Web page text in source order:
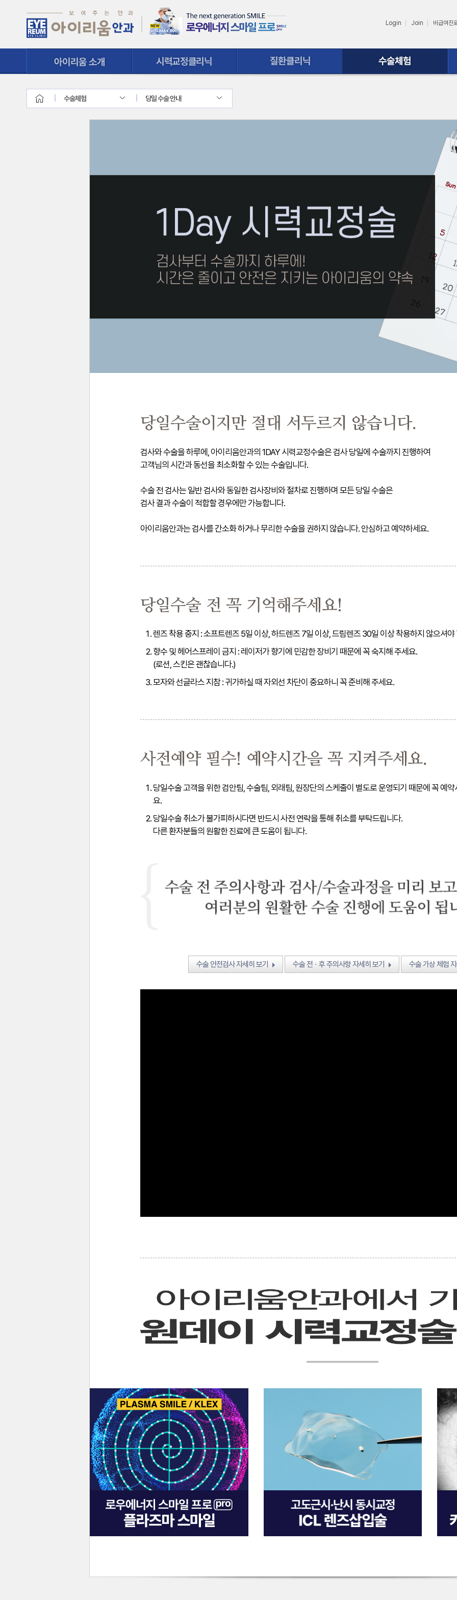
시력교정클리닉 질환클리닉 수술체험 상담ㆍ예약
수술체험 당일 수술 안내
검사와 수술을 하루에, 아이리움안과의 1DAY 시력교정수술은 검사 당일에 수술까지 진행하여
고객님의 시간과 동선을 최소화할 수 있는 수술입니다.
수술 전 검사는 일반 검사와 동일한 검사장비와 절차로 진행하며 모든 당일 수술은
검사 결과 수술이 적합할 경우에만 가능합니다.
아이리움안과는 검사를 간소화 하거나 무리한 수술을 권하지 않습니다. 안심하고 예약하세요.
렌즈 착용 중지 : 소프트렌즈 5일 이상, 하드렌즈 7일 이상, 드림렌즈 30일 이상 착용하지 않으셔야
향수 및 헤어스프레이 금지 : 레이저가 향기에 민감한 장비기 때문에 꼭 숙지해 주세요.
(로션, 스킨은 괜찮습니다.)
모자와 선글라스 지참 : 귀가하실 때 자외선 차단이 중요하니 꼭 준비해 주세요.
당일수술 고객을 위한 검안팀, 수술팀, 외래팀, 원장단의 스케줄이 별도로 운영되기 때문에 꼭 예
요.
당일수술 취소가 불가피하시다면 반드시 사전 연락을 통해 취소를 부탁드립니다.
다른 환자분들의 원활한 진료에 큰 도움이 됩니다.
수술 안전검사 자세히 보기 수술 전ㆍ후 주의사항 자세히 보기 수술 가상 체험
Login Join 비급여진